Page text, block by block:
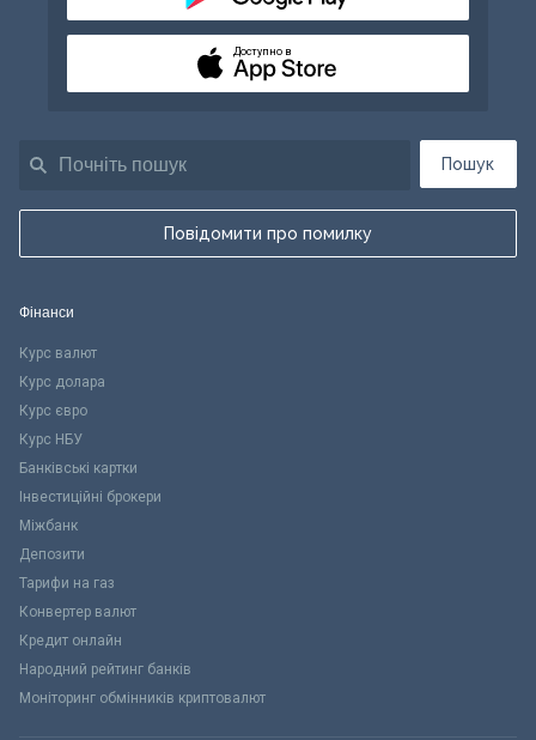
Пошук
Повідомити про помилку
Доступно в
Фінанси
Курс валют
Курс долара
Курс євро
Курс НБУ
Банківські картки
Інвестиційні брокери
Міжбанк
Депозити
Тарифи на газ
Конвертер валют
Кредит онлайн
Народний рейтинг банків
Моніторинг обмінників криптовалют